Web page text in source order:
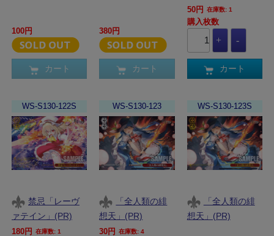
100円
カート
380円
カート
50円 在庫数: 1
購入枚数
カート
WS-S130-122S
禁忌「レーヴ
ァテイン」(PR)
180円 在庫数: 1
WS-S130-123
「全人類の緋
想天」(PR)
30円 在庫数: 4
WS-S130-123S
「全人類の緋
想天」(PR)